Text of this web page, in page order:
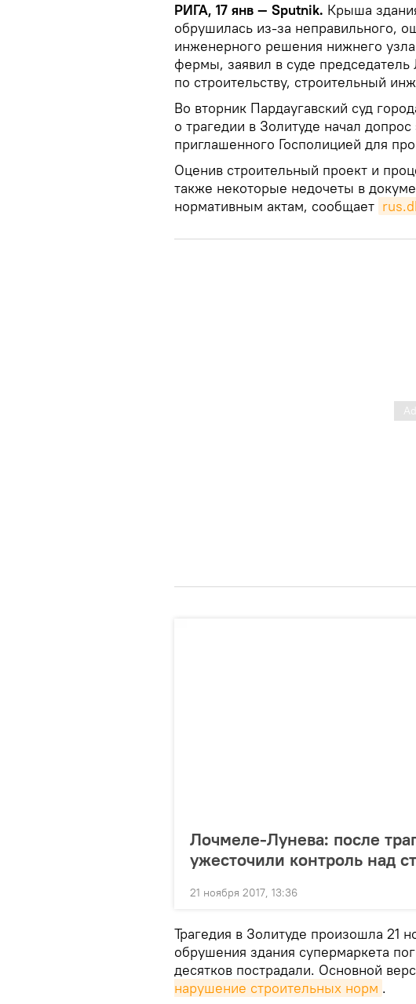
РИГА, 17 янв — Sputnik. Крыша
обрушилась из-за неправильного,
инженерного решения нижнего
фермы, заявил в суде председатель
по строительству, строительный
Во вторник Пардаугавский суд
о трагедии в Золитуде начал
приглашенного Госполицией для
Оценив строительный проект и
также некоторые недочеты в
нормативным актам, сообщает
Лочмеле-Лунева: после
ужесточили контроль над
21 ноября 2017, 13:36
Трагедия в Золитуде произошла 21
обрушения здания супермаркета
десятков пострадали. Основной
нарушение строительных норм .